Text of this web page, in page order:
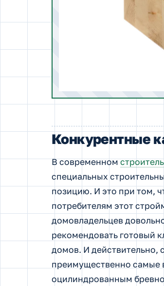
Конкурентные
В современном
специальных
позицию. И это при том,
потребителям этот
домовладельцев
рекомендовать готовый
домов. И действительно,
преимущественно самые
оцилиндрованным